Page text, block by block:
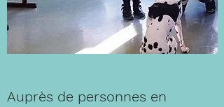
Auprès de personnes en